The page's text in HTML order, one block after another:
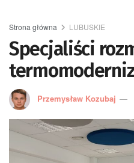
Strona główna LUBUSKIE
Specjaliści
Przemysław Kozubaj